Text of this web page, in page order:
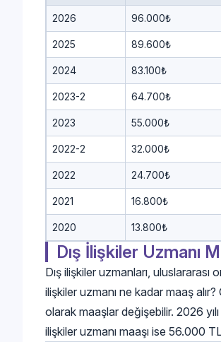
2026 96.000₺
2025 89.600₺
2024 83.100₺
2023-2 64.700₺
2023 55.000₺
2022-2 32.000₺
2022 24.700₺
2021 16.800₺
2020 13.800₺
Dış İlişkiler Uzmanı
Dış ilişkiler uzmanları,
ilişkiler uzmanı ne kadar maaş
olarak maaşlar değişebilir. 2026
ilişkiler uzmanı maaşı ise 56.000